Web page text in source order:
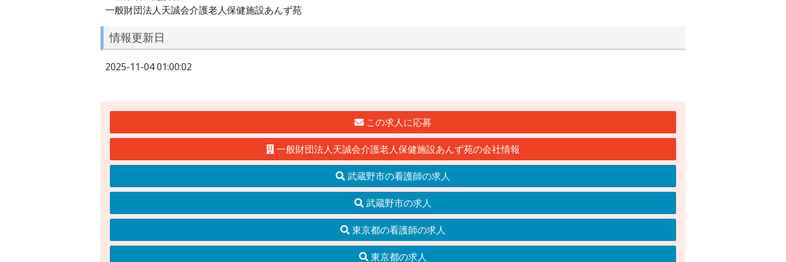
一般財団法人天誠会介護老人保健施設あんず苑
情報更新日
2025-11-04 01:00:02
この求人に応募
一般財団法人天誠会介護老人保健施設あんず苑の会社情報
武蔵野市の看護師の求人
武蔵野市の求人
東京都の看護師の求人
東京都の求人